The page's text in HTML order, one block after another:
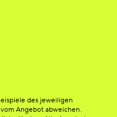
des jeweiligen
Angebot abweichen.